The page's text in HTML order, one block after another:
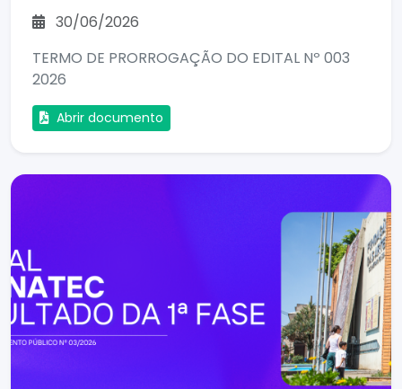
30/06/2026
TERMO DE PRORROGAÇÃO DO EDITAL Nº 003
2026
Abrir documento